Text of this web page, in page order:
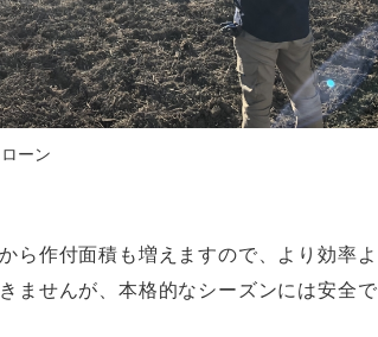
ーン
ら作付面積も増えますので、より効率よ
ませんが、本格的なシーズンには安全で